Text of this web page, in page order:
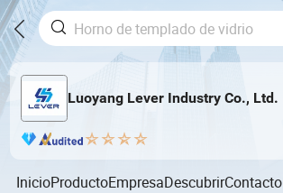
Luoyang Lever Industry Co., Ltd.
InicioProductoEmpresaDescubrirContacto